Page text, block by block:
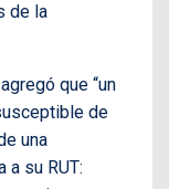
de la
que “un
de
una
su RUT: